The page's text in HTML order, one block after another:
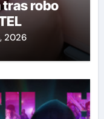
tras robo
2026